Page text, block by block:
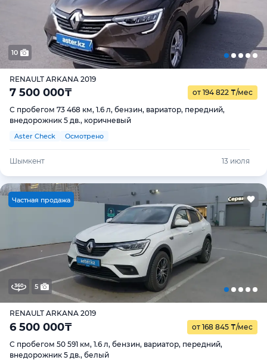
10
RENAULT ARKANA 2019
7 500 000₸ от 194 822 ₸/мес
С пробегом 73 468 км, 1.6 л, бензин, вариатор, передний,
внедорожник 5 дв., коричневый
Aster Check Осмотрено
Шымкент 13 июля
Частная продажа
5
RENAULT ARKANA 2019
6 500 000₸ от 168 845 ₸/мес
С пробегом 50 591 км, 1.6 л, бензин, вариатор, передний,
внедорожник 5 дв., белый